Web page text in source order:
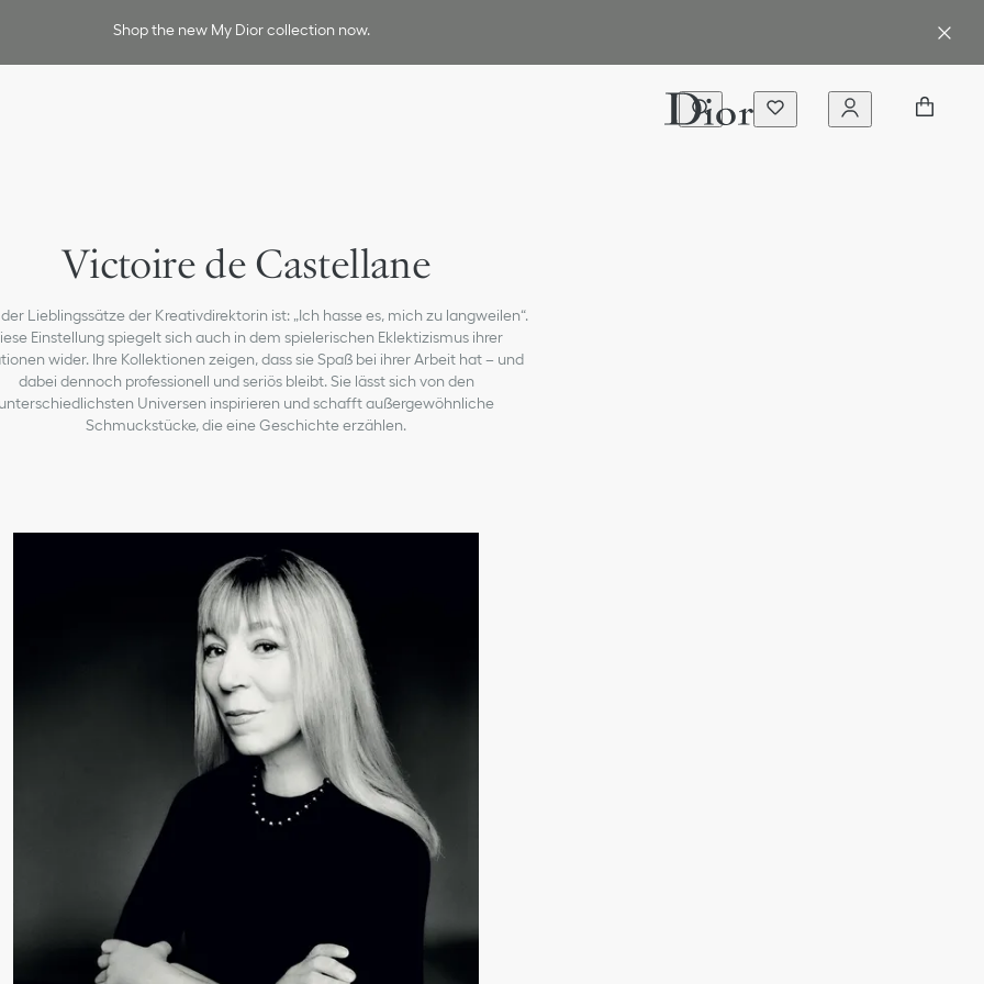
Shop the new My Dior collection now.
Victoire de Castellane
der Lieblingssätze der Kreativdirektorin ist: „Ich hasse es, mich zu langweilen“.
Einstellung spiegelt sich auch in dem spielerischen Eklektizismus ihrer
wider. Ihre Kollektionen zeigen, dass sie Spaß bei ihrer Arbeit hat – und
dabei dennoch professionell und seriös bleibt. Sie lässt sich von den
unterschiedlichsten Universen inspirieren und schafft außergewöhnliche
Schmuckstücke, die eine Geschichte erzählen.